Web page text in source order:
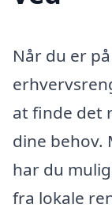
Når du er
at finde det
dine behov.
har du
fra lokale